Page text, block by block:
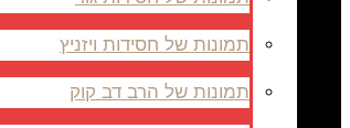
תמונות של חסידות ויזניץ
תמונות של הרב דב קוק